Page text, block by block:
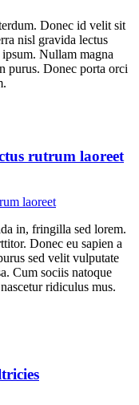
Donec id velit sit
nisl gravida lectus
Nullam magna
purus. Donec porta orci
rutrum laoreet
in, fringilla sed lorem.
Donec eu sapien a
sed velit vulputate
Cum sociis natoque
ridiculus mus.